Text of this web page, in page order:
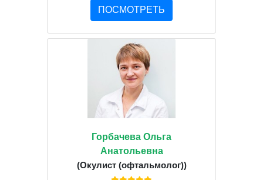
ПОСМОТРЕТЬ
Горбачева Ольга
Анатольевна
(Окулист (офтальмолог))